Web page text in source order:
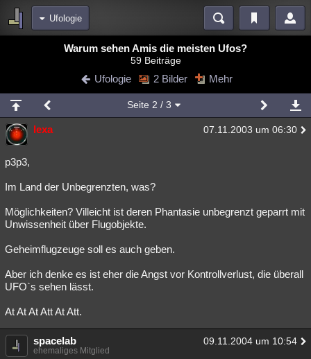
Ufologie
Blogs
Chat Wiki Neuigkeiten
meine Rubriken
Menschen Mystery Kriminalfälle
Spiritualität
Natur Umfragen Unterhaltung
weitere Rubriken
Philosophie Träume Orte
Astronomie Helpdesk Gruppen
Musik Clash Verbesserungen
Lesenswert Schlüsselwörter
Warum sehen Amis die meisten Ufos?
59 Beiträge
Ufologie 2 Bilder Mehr
Seite 2 / 3
lexa 07.11.2003 um 06:30
p3p3,
Im Land der Unbegrenzten, was?
Möglichkeiten? Villeicht ist deren Phantasie unbegrenzt geparrt mit
Unwissenheit über Flugobjekte.
Geheimflugzeuge soll es auch geben.
Aber ich denke es ist eher die Angst vor Kontrollverlust, die überall
UFO`s sehen lässt.
At At At Att At Att.
spacelab 09.11.2004 um 10:54
ehemaliges Mitglied